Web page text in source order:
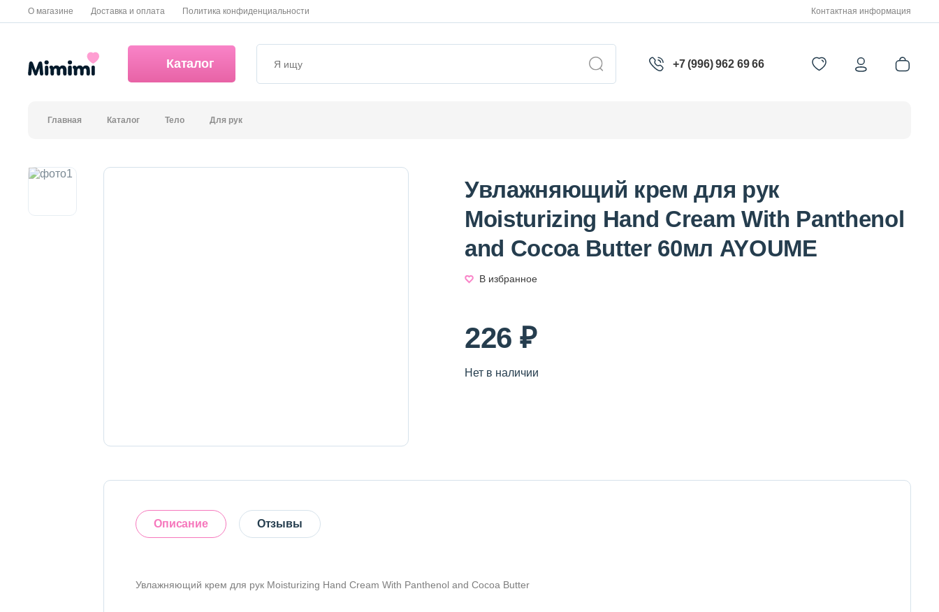
О магазине Доставка и оплата Политика конфиденциальности Контактная информация
Каталог +7 (996) 962 69 66
Главная Каталог Тело Для рук
Увлажняющий крем для рук
Moisturizing Hand Cream With Panthenol
and Cocoa Butter 60мл AYOUME
В избранное
226 ₽
Нет в наличии
Описание Отзывы
Увлажняющий крем для рук Moisturizing Hand Cream With Panthenol and Cocoa Butter
Оставить отзыв